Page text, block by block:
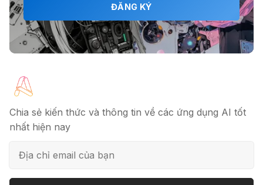
🎗️ Logomaster.ai: Thiết kế logo
chuyên nghiệp trong 5 phút
ảnh sản phẩm chuyên nghiệp
ĐĂNG KÝ
Chia sẻ kiến thức và thông tin về các ứng dụng AI tốt
nhất hiện nay